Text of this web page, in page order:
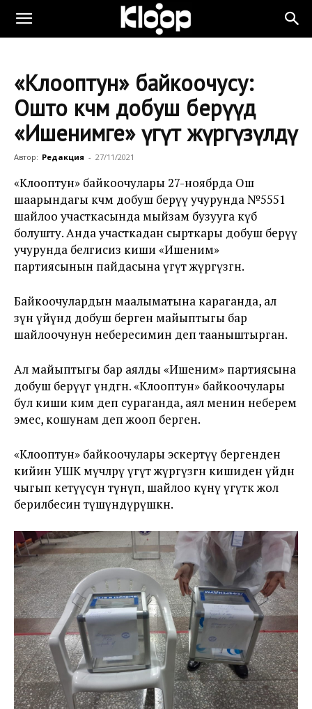
«Клооптун» байкоочусу:
Ошто көчмө добуш берүүдө
«Ишенимге» үгүт жүргүзүлдү
Автор: Редакция - 27/11/2021
«Клооптун» байкоочулары 27-ноябрда Ош
шаарындагы көчмө добуш берүү учурунда №5551
шайлоо участкасында мыйзам бузууга күбө
болушту. Анда участкадан сырткары добуш берүү
учурунда белгисиз киши «Ишеним»
партиясынын пайдасына үгүт жүргүзгөн.
Байкоочулардын маалыматына караганда, ал
өзүн үйүндө добуш берген майыптыгы бар
шайлоочунун небересимин деп тааныштырган.
Ал майыптыгы бар аялды «Ишеним» партиясына
добуш берүүгө үндөгөн. «Клооптун» байкоочулары
бул киши ким деп сураганда, аял менин неберем
эмес, кошунам деп жооп берген.
«Клооптун» байкоочулары эскертүү бергенден
кийин УШК мүчөлөрү үгүт жүргүзгөн кишиден үйдөн
чыгып кетүүсүн өтүнүп, шайлоо күнү үгүткө жол
берилбесин түшүндүрүшкөн.